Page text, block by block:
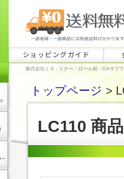
ショッピングガイド
株式会社ミタ - トナー・ロール紙・OAサプ
トップページ>
LC110 商